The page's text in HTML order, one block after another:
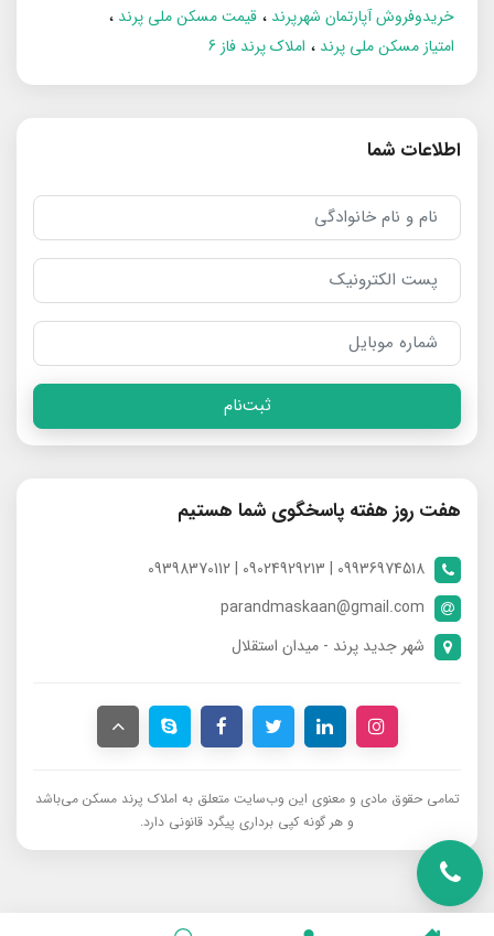
خریدوفروش آپارتمان شهرپرند
قیمت مسکن ملی پرند
امتیاز مسکن ملی پرند
املاک پرند فاز 6
اطلاعات شما
ثبت‌نام
هفت روز هفته پاسخگوی شما هستیم
09936974518 | 09024929213 | 09398370112
parandmaskaan@gmail.com
شهر جدید پرند - میدان استقلال
تمامی حقوق مادی و معنوی این وب‌سایت متعلق به املاک پرند مسکن می‌باشد
و هر گونه کپی برداری پیگرد قانونی دارد.